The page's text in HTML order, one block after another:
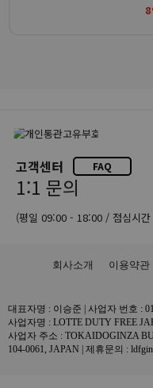
고객센터 FAQ
1:1 문의
(평일 09:00 - 18:00 / 점심시
회사소개 이용약관
대표자명 : 이승준 | 사업자 번호 :
사업자명 : LOTTE DUTY FREE
사업자 주소 : TOKAIDOGINZA
104-0061, JAPAN | 제휴문의 :